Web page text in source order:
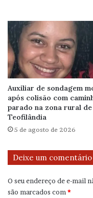
Auxiliar de sondagem
após colisão com
parado na zona rural de
Teofilândia
5 de agosto de 2026
Deixe um comentário
O seu endereço de e-mail
são marcados com*